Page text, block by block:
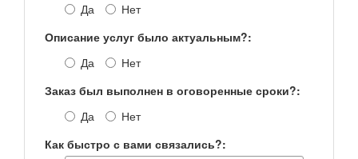
Да
Нет
Описание услуг было актуальным?:
Да
Нет
Заказ был выполнен в оговоренные сроки?:
Да
Нет
Как быстро с вами связались?: